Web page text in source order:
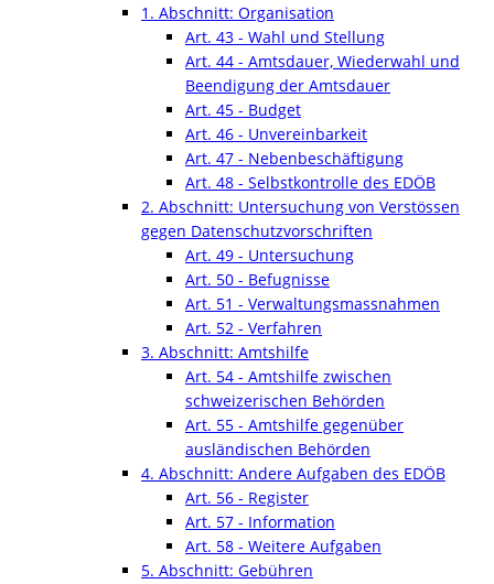
1. Abschnitt: Organisation
Art. 43 - Wahl und Stellung
Art. 44 - Amtsdauer, Wiederwahl und
Beendigung der Amtsdauer
Art. 45 - Budget
Art. 46 - Unvereinbarkeit
Art. 47 - Nebenbeschäftigung
Art. 48 - Selbstkontrolle des EDÖB
2. Abschnitt: Untersuchung von Verstössen
gegen Datenschutzvorschriften
Art. 49 - Untersuchung
Art. 50 - Befugnisse
Art. 51 - Verwaltungsmassnahmen
Art. 52 - Verfahren
3. Abschnitt: Amtshilfe
Art. 54 - Amtshilfe zwischen
schweizerischen Behörden
Art. 55 - Amtshilfe gegenüber
ausländischen Behörden
4. Abschnitt: Andere Aufgaben des EDÖB
Art. 56 - Register
Art. 57 - Information
Art. 58 - Weitere Aufgaben
5. Abschnitt: Gebühren